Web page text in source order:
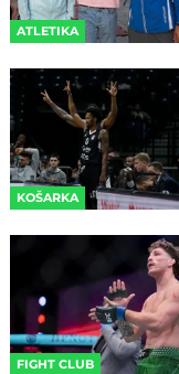
ATLETIKA
KOŠARKA
FIGHT CLUB